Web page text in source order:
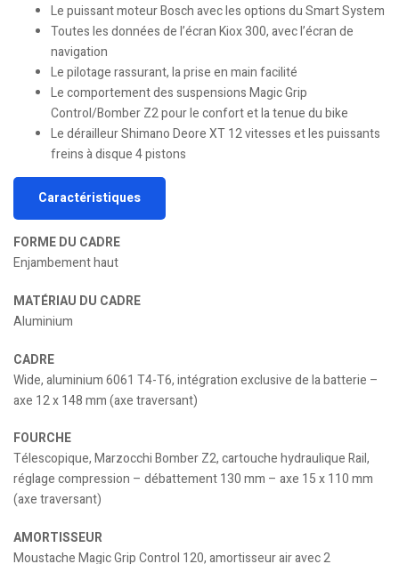
Le puissant moteur Bosch avec les options du Smart System
Toutes les données de l’écran Kiox 300, avec l’écran de
navigation
Le pilotage rassurant, la prise en main facilité
Le comportement des suspensions Magic Grip
Control/Bomber Z2 pour le confort et la tenue du bike
Le dérailleur Shimano Deore XT 12 vitesses et les puissants
freins à disque 4 pistons
Caractéristiques
FORME DU CADRE
Enjambement haut
MATÉRIAU DU CADRE
Aluminium
CADRE
Wide, aluminium 6061 T4-T6, intégration exclusive de la batterie –
axe 12 x 148 mm (axe traversant)
FOURCHE
Télescopique, Marzocchi Bomber Z2, cartouche hydraulique Rail,
réglage compression – débattement 130 mm – axe 15 x 110 mm
(axe traversant)
AMORTISSEUR
Moustache Magic Grip Control 120, amortisseur air avec 2